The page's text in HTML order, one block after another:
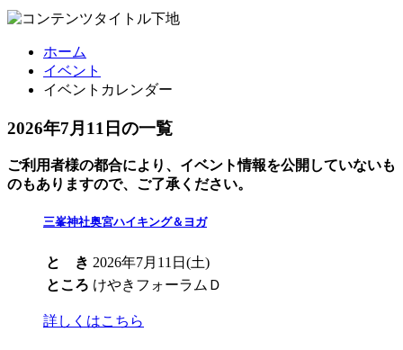
ホーム
イベント
イベントカレンダー
2026年7月11日の一覧
ご利用者様の都合により、イベント情報を公開していないも
のもありますので、ご了承ください。
三峯神社奥宮ハイキング＆ヨガ
と き 2026年7月11日(土)
ところ けやきフォーラムＤ
詳しくはこちら